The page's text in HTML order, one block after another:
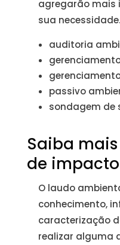
agregarão mais
sua
auditoria
passivo
sondagem de
Saiba
de
O laudo
conhecimento,
caracterização
realizar alguma